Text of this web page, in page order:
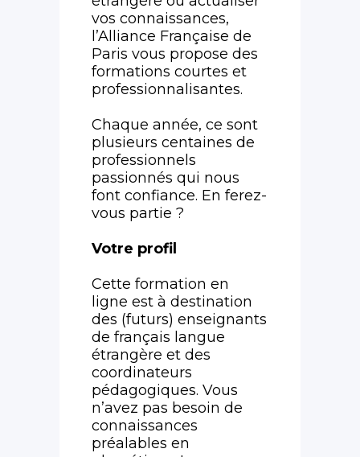
vos connaissances,
l’Alliance Française de
Paris vous propose des
formations courtes et
professionnalisantes.
Chaque année, ce sont
plusieurs centaines de
professionnels
passionnés qui nous
font confiance. En ferez-
vous partie ?
Votre profil
Cette formation en
ligne est à destination
des (futurs) enseignants
de français langue
étrangère et des
coordinateurs
pédagogiques. Vous
n’avez pas besoin de
connaissances
préalables en